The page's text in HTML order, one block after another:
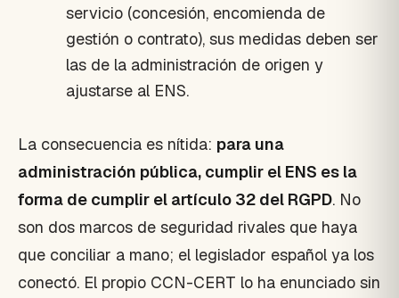
servicio (concesión, encomienda de
gestión o contrato), sus medidas deben ser
las de la administración de origen y
ajustarse al ENS.
La consecuencia es nítida: para una
administración pública, cumplir el ENS es la
forma de cumplir el artículo 32 del RGPD. No
son dos marcos de seguridad rivales que haya
que conciliar a mano; el legislador español ya los
conectó. El propio CCN-CERT lo ha enunciado sin